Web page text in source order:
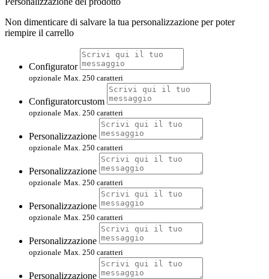
Non dimenticare di salvare la tua personalizzazione per poter
riempire il carrello
Configurator
opzionale Max. 250 caratteri
Configuratorcustom
opzionale Max. 250 caratteri
Personalizzazione
opzionale Max. 250 caratteri
Personalizzazione
opzionale Max. 250 caratteri
Personalizzazione
opzionale Max. 250 caratteri
Personalizzazione
opzionale Max. 250 caratteri
Personalizzazione